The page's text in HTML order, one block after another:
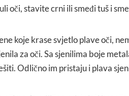
oči, stavite crni ili smeđi tuš i
koje krase svjetlo plave oči,
za oči. Sa sjenilima boje
Odlično im pristaju i plava